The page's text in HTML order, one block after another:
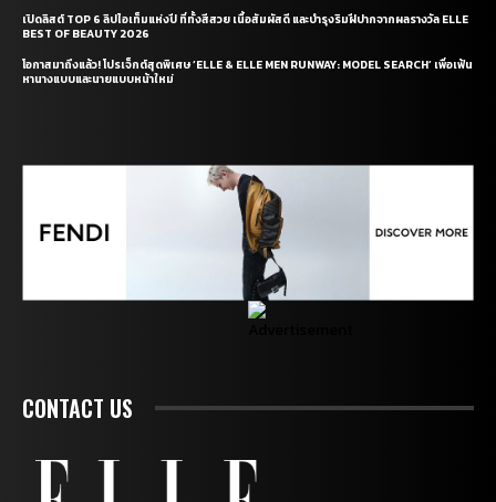
เปิดลิสต์ TOP 6 ลิปไอเท็มแห่งปี ที่ทั้งสีสวย เนื้อสัมผัสดี และบำรุงริมฝีปากจากผลรางวัล ELLE
BEST OF BEAUTY 2026
โอกาสมาถึงแล้ว! โปรเจ็กต์สุดพิเศษ ‘ELLE & ELLE MEN RUNWAY: MODEL SEARCH’ เพื่อเฟ้น
หานางแบบและนายแบบหน้าใหม่
CONTACT US